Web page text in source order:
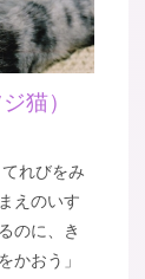
猫）
れびをみ
えのいす
のに、き
かおう」